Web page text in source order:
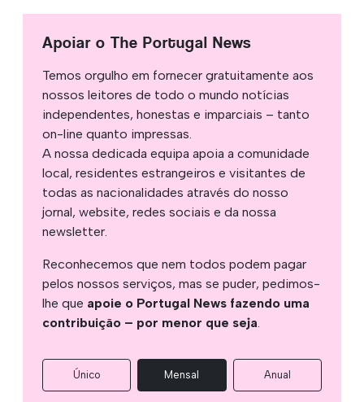
Apoiar o The Portugal News
Temos orgulho em fornecer gratuitamente aos
nossos leitores de todo o mundo notícias
independentes, honestas e imparciais – tanto
on-line quanto impressas.
A nossa dedicada equipa apoia a comunidade
local, residentes estrangeiros e visitantes de
todas as nacionalidades através do nosso
jornal, website, redes sociais e da nossa
newsletter.
Reconhecemos que nem todos podem pagar
pelos nossos serviços, mas se puder, pedimos-
lhe que apoie o Portugal News fazendo uma
contribuição – por menor que seja.
Único Mensal Anual